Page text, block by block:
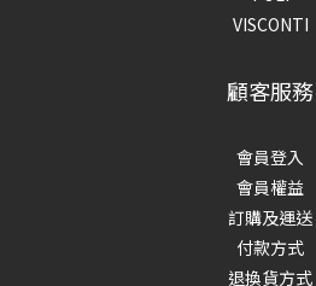
VISCONTI
顧客服務
會員登入
會員權益
訂購及運送
付款方式
退換貨方式